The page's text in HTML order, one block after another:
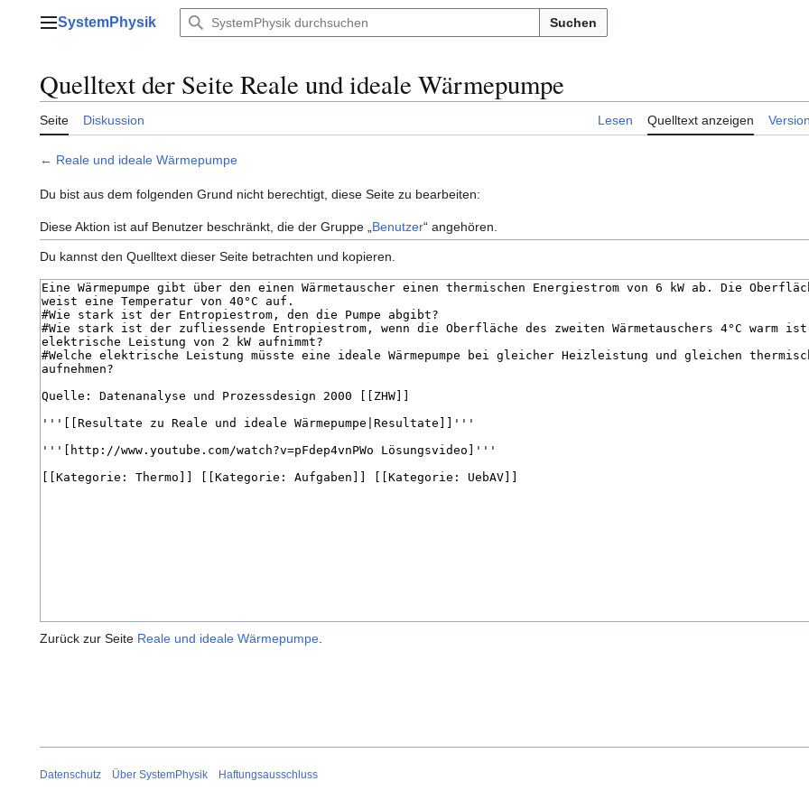
Hauptmenü
SystemPhysik Suchen
Quelltext der Seite Reale und ideale Wärmepumpe
Seite Diskussion Lesen Quelltext anzeigen
← Reale und ideale Wärmepumpe
Du bist aus dem folgenden Grund nicht berechtigt, diese Seite zu bearbeiten:
Diese Aktion ist auf Benutzer beschränkt, die der Gruppe „ Benutzer“ angehören.
Du kannst den Quelltext dieser Seite betrachten und kopieren.
Zurück zur Seite Reale und ideale Wärmepumpe
Datenschutz Über SystemPhysik Haftungsausschluss